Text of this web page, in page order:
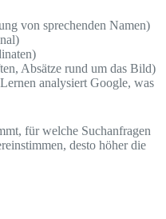
von sprechenden Namen)
Absätze rund um das Bild)
analysiert Google, was
für welche Suchanfragen
desto höher die